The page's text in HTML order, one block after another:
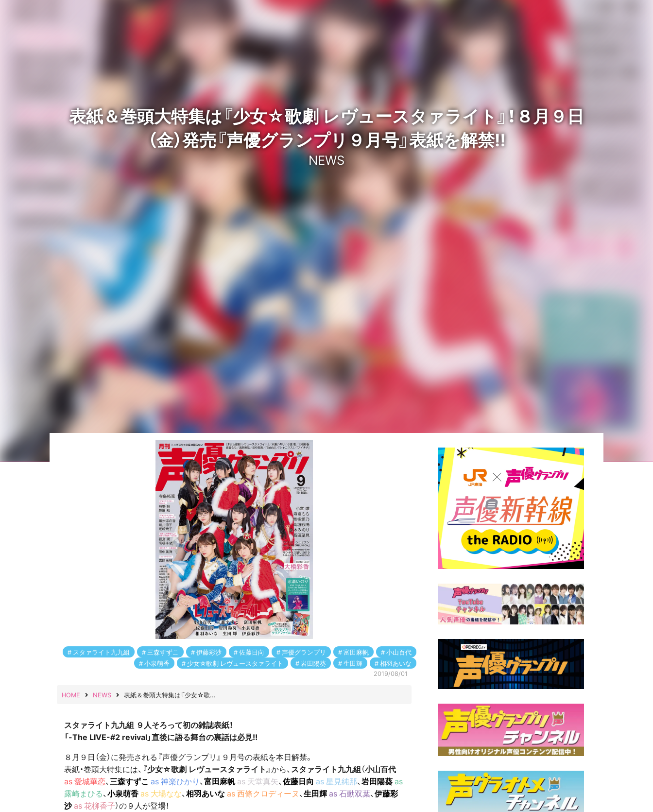
表紙＆巻頭大特集は『少女☆歌劇 レヴュースタァライト』！８月９日
（金）発売『声優グランプリ９月号』表紙を解禁‼
NEWS
スタァライト九九組 三森すずこ 伊藤彩沙 佐藤日向 声優グランプリ 富田麻帆
小山百代
小泉萌香
少女☆歌劇 レヴュースタァライト 岩田陽葵 生田輝
相羽あいな
2019/08/01
HOME NEWS 表紙＆巻頭大特集は『少女☆歌...
スタァライト九九組 ９人そろって初の雑誌表紙！
「-The LIVE-#2 revival」直後に語る舞台の裏話は必見‼
８月９日（金）に発売される『声優グランプリ』９月号の表紙を本日解禁。
表紙・巻頭大特集には、 『少女☆歌劇 レヴュースタァライト』から、 スタァライト九九組（小山百代
as 愛城華恋、三森すずこ as 神楽ひかり 、富田麻帆as 天堂真矢、佐藤日向 as 星見純那、岩田陽葵 as
露崎まひる、小泉萌香 as 大場なな、相羽あいな as 西條クロディーヌ、生田輝 as 石動双葉、伊藤彩
沙as 花柳香子）の９人が登場！